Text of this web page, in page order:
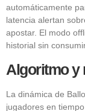
automáticamente
latencia alertan
apostar. El modo
historial sin
Algoritmo y
La dinámica de
jugadores en